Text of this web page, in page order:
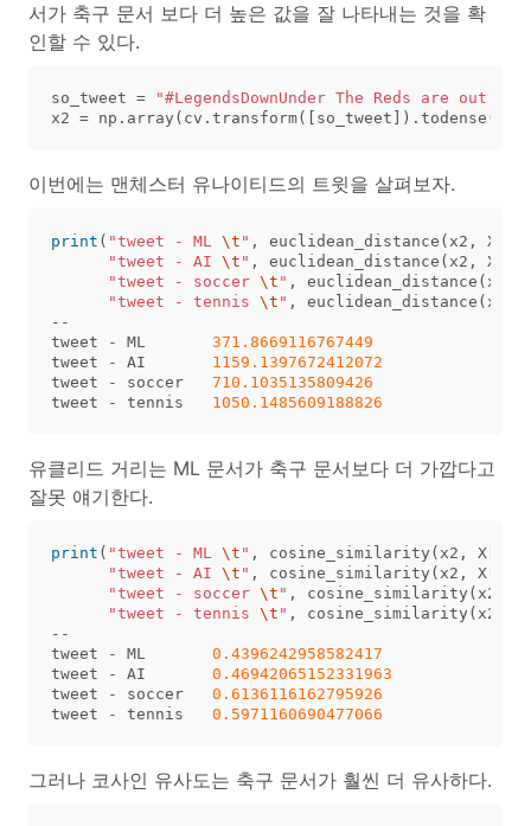
서가 축구 문서 보다 더 높은 값을 잘 나타내는 것을 확
인할 수 있다.
so_tweet =
"#LegendsDownUnder The Reds are
x2
= np . array ( cv .transform([ so_tweet ]).todense ())[
이번에는 맨체스터 유나이티드의 트윗을 살펴보자.
print ( "tweet - ML \t " , euclidean_distance ( x2 , X
"tweet - AI \t " , euclidean_distance ( x2 , X
"tweet - soccer \t " , euclidean_distance ( x2
"tweet - tennis \t " , euclidean_distance ( x2
--
tweet
- ML
371.8669116767449
tweet
- AI
1159.1397672412072
tweet
- soccer
710.1035135809426
tweet
- tennis 1050.1485609188826
유클리드 거리는 ML 문서가 축구 문서보다 더 가깝다고
잘못 얘기한다.
print ( "tweet - ML \t " , cosine_similarity (x2 , X
"tweet - AI \t " , cosine_similarity (x2 , X
"tweet - soccer \t " , cosine_similarity (x2
"tweet - tennis \t " , cosine_similarity (x2
--
tweet
- ML
0.4396242958582417
tweet
- AI
0.46942065152331963
tweet
- soccer
0.6136116162795926
tweet
- tennis 0.5971160690477066
그러나 코사인 유사도는 축구 문서가 훨씬 더 유사하다.